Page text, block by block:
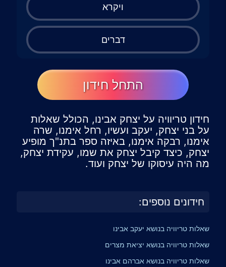
ויקרא
דברים
התחל חידון
חידון טריוויה על יצחק אבינו, הכולל שאלות
על בני יצחק, יעקב ועשיו, רחל אימנו, שרה
אימנו, רבקה אימנו, באיזה ספר בתנ"ך מופיע
יצחק, כיצד קיבל יצחק את שמו, עקידת יצחק,
מה היה עיסוקו של יצחק ועוד.
חידונים נוספים:
שאלות טריוויה בנושא יעקב אבינו
שאלות טריוויה בנושא יציאת מצרים
שאלות טריוויה בנושא אברהם אבינו